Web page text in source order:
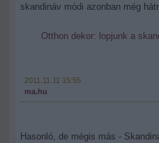
skandináv módi azonban még
Otthon dekor: lopjunk a
2011.11.11 15:55
ma.hu
Hasonló, de mégis más -